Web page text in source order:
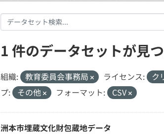
1 件のデータセットが見
組織: 教育委員会事務局 ライセンス: ク
プ:
その他 フォーマット: CSV
洲本市埋蔵文化財包蔵地データ